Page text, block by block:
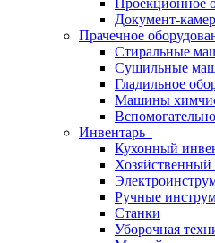
Проекционное
Документ-
Прачечное
Стиральные
Сушильные
Гладильное
Машины
Инвентарь
Кухонный
Хозяйственный
Ручные
Станки
Уборочная